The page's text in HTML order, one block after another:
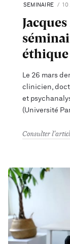
SEMINAIRE 10
Le 26 mars
clinicien,
et
(Université
Consulter